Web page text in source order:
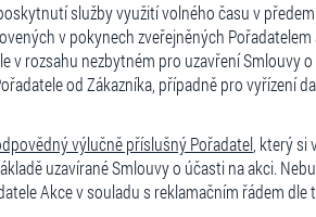
služby využití volného času v
v pokynech zveřejněných Pořadatelem
v rozsahu nezbytném pro uzavření Smlouvy
od Zákazníka, případně pro vyřízení
výlučně příslušný Pořadatel , který
uzavírané Smlouvy o účasti na akci.
Akce v souladu s reklamačním řádem dle